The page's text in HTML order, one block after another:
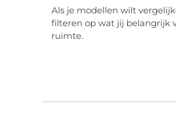
Als je modellen wilt
filteren op wat jij belangrijk
ruimte.